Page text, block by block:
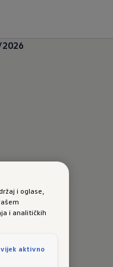
svoju
i oglase,
i analitičkih
aktivno